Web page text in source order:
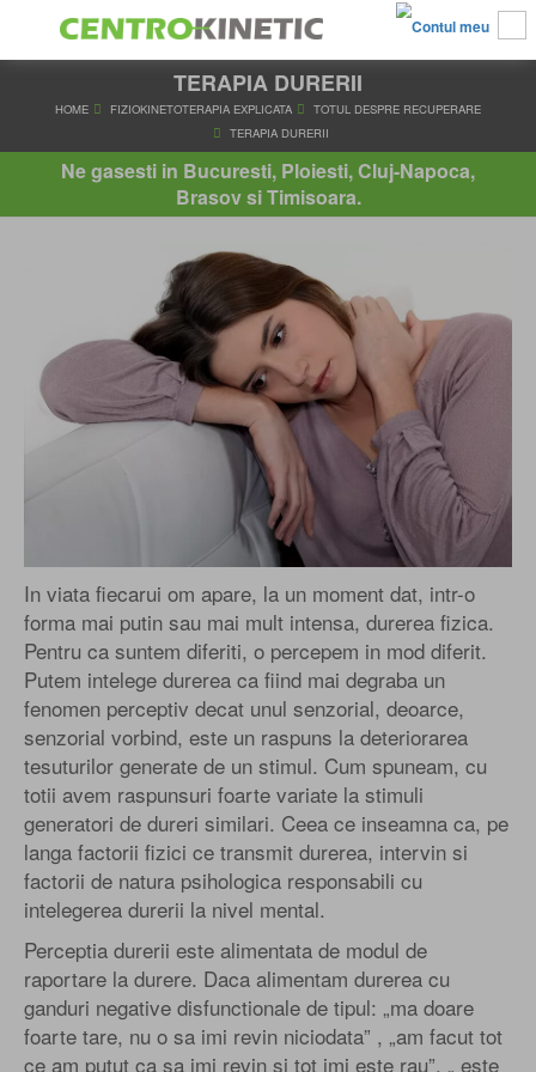
TERAPIA DURERII
FIZIOKINETOTERAPIA EXPLICATA
TERAPIA DURERII
Ne gasesti in Bucuresti, Ploiesti, Cluj-Napoca,
Brasov si Timisoara.
In viata fiecarui om apare, la un moment dat, intr-o
forma mai putin sau mai mult intensa, durerea fizica.
Pentru ca suntem diferiti, o percepem in mod diferit.
Putem intelege durerea ca fiind mai degraba un
fenomen perceptiv decat unul senzorial, deoarce,
senzorial vorbind, este un raspuns la deteriorarea
tesuturilor generate de un stimul. Cum spuneam, cu
totii avem raspunsuri foarte variate la stimuli
generatori de dureri similari. Ceea ce inseamna ca, pe
langa factorii fizici ce transmit durerea, intervin si
factorii de natura psihologica responsabili cu
intelegerea durerii la nivel mental.
Perceptia durerii este alimentata de modul de
raportare la durere. Daca alimentam durerea cu
ganduri negative disfunctionale de tipul: „ma doare
foarte tare, nu o sa imi revin niciodata” , „am facut tot
ce am putut ca sa imi revin si tot imi este rau”, „ este